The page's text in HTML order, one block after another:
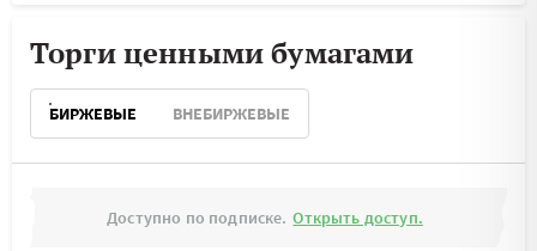
Торги ценными бумагами
БИРЖЕВЫЕ ВНЕБИРЖЕВЫЕ
Доступно по подписке. Открыть доступ.